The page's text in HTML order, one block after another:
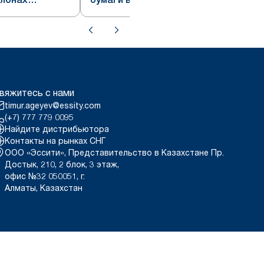
формата Jumbo, черный,
система T2
с нами
timur.ageyev@essity.com
(+7) 777 779 0095
Найдите дистрибьютора
Контакты на рынках СНГ
ООО «Эссити», Представительство в Казахстане Пр.
Достык, 210, 2 блок, 3 этаж,
офис №32 050051, г.
Алматы, Казахстан